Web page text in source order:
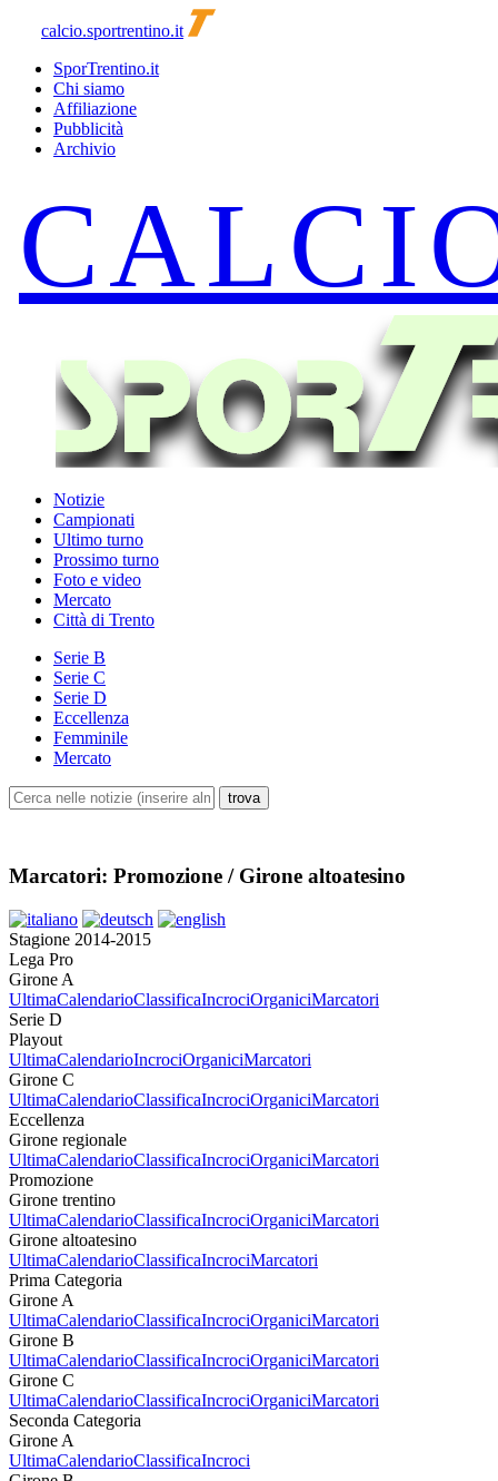
calcio.sportrentino.it
SporTrentino.it
Chi siamo
Affiliazione
Pubblicità
Archivio
Notizie
Campionati
Ultimo turno
Prossimo turno
Foto e video
Mercato
Città di Trento
Serie B
Serie C
Serie D
Eccellenza
Femminile
Mercato
Marcatori: Promozione / Girone altoatesino
Stagione 2014-2015
Lega Pro
Girone A
UltimaCalendarioClassificaIncrociOrganiciMarcatori
Serie D
Playout
UltimaCalendarioIncrociOrganiciMarcatori
Girone C
UltimaCalendarioClassificaIncrociOrganiciMarcatori
Eccellenza
Girone regionale
UltimaCalendarioClassificaIncrociOrganiciMarcatori
Promozione
Girone trentino
UltimaCalendarioClassificaIncrociOrganiciMarcatori
Girone altoatesino
UltimaCalendarioClassificaIncrociMarcatori
Prima Categoria
Girone A
UltimaCalendarioClassificaIncrociOrganiciMarcatori
Girone B
UltimaCalendarioClassificaIncrociOrganiciMarcatori
Girone C
UltimaCalendarioClassificaIncrociOrganiciMarcatori
Seconda Categoria
Girone A
UltimaCalendarioClassificaIncroci